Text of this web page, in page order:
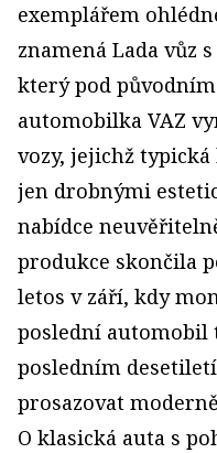
exemplářem
znamená Lada vůz
který pod
automobilka VAZ
vozy, jejichž
jen drobnými
nabídce
produkce skončila
letos v září, kdy
poslední automobil
posledním
prosazovat
O klasická auta s